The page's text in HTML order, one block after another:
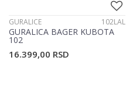
GURALICE 102LAL
GURALICA BAGER KUBOTA
102
16.399,00 RSD